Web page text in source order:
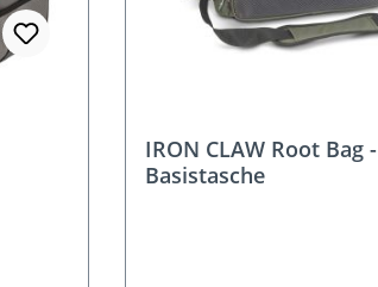
IRON CLAW Root Bag -
Basistasche